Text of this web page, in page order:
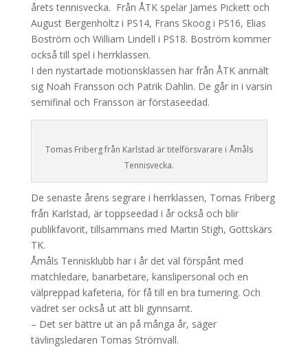
årets tennisvecka. Från ÅTK spelar James Pickett och
August Bergenholtz i PS14, Frans Skoog i PS16, Elias
Boström och William Lindell i PS18. Boström kommer
också till spel i herrklassen.
I den nystartade motionsklassen har från ÅTK anmält
sig Noah Fransson och Patrik Dahlin. De går in i varsin
semifinal och Fransson är förstaseedad.
Tomas Friberg från Karlstad är titelförsvarare i Åmåls
Tennisvecka.
De senaste årens segrare i herrklassen, Tomas Friberg
från Karlstad, är toppseedad i år också och blir
publikfavorit, tillsammans med Martin Stigh, Gottskärs
TK.
Åmåls Tennisklubb har i år det väl förspånt med
matchledare, banarbetare, kanslipersonal och en
välpreppad kafeteria, för få till en bra turnering. Och
vädret ser också ut att bli gynnsamt.
– Det ser bättre ut än på många år, säger
tävlingsledaren Tomas Strömvall.